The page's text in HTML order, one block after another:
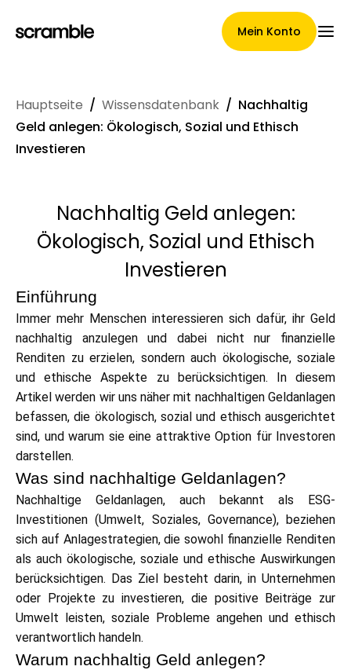
Mein Konto
Hauptseite
Konditionen der
Forderungsabtretung
Markenauswahl
Rechner
Rundenverlauf
Blog
Kontaktieren Sie uns
Hauptseite / Wissensdatenbank / Nachhaltig
Geld anlegen: Ökologisch, Sozial und Ethisch
Investieren
Nachhaltig Geld anlegen:
Ökologisch, Sozial und Ethisch
Investieren
Einführung
Immer mehr Menschen interessieren sich dafür, ihr Geld
nachhaltig anzulegen und dabei nicht nur finanzielle
Renditen zu erzielen, sondern auch ökologische, soziale
und ethische Aspekte zu berücksichtigen. In diesem
Artikel werden wir uns näher mit nachhaltigen Geldanlagen
befassen, die ökologisch, sozial und ethisch ausgerichtet
sind, und warum sie eine attraktive Option für Investoren
darstellen.
Was sind nachhaltige Geldanlagen?
Nachhaltige Geldanlagen, auch bekannt als ESG-
Investitionen (Umwelt, Soziales, Governance), beziehen
sich auf Anlagestrategien, die sowohl finanzielle Renditen
als auch ökologische, soziale und ethische Auswirkungen
berücksichtigen. Das Ziel besteht darin, in Unternehmen
oder Projekte zu investieren, die positive Beiträge zur
Umwelt leisten, soziale Probleme angehen und ethisch
verantwortlich handeln.
Warum nachhaltig Geld anlegen?